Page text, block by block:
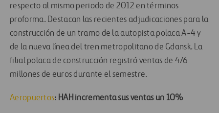
respecto al mismo periodo de 2012 en términos
proforma. Destacan las recientes adjudicaciones para la
construcción de un tramo de la autopista polaca A-4 y
de la nueva línea del tren metropolitano de Gdansk. La
filial polaca de construcción registró ventas de 476
millones de euros durante el semestre.
Aeropuertos: HAH incrementa sus ventas un 10%